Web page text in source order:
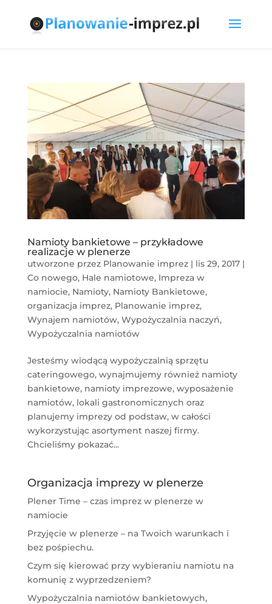
Namioty bankietowe – przykładowe
realizacje w plenerze
utworzone przez Planowanie imprez| lis 29, 2017|
Co nowego, Hale namiotowe, Impreza w
namiocie, Namioty, Namioty Bankietowe,
organizacja imprez, Planowanie imprez,
Wynajem namiotów, Wypożyczalnia naczyń,
Wypożyczalnia namiotów
Jesteśmy wiodącą wypożyczalnią sprzętu
cateringowego, wynajmujemy również namioty
bankietowe, namioty imprezowe, wyposażenie
namiotów, lokali gastronomicznych oraz
planujemy imprezy od podstaw, w całości
wykorzystując asortyment naszej firmy.
Chcieliśmy pokazać...
Organizacja imprezy w plenerze
Plener Time – czas imprez w plenerze w
namiocie
Przyjęcie w plenerze – na Twoich warunkach i
bez pośpiechu.
Czym się kierować przy wybieraniu namiotu na
komunię z wyprzedzeniem?
Wypożyczalnia namiotów bankietowych,